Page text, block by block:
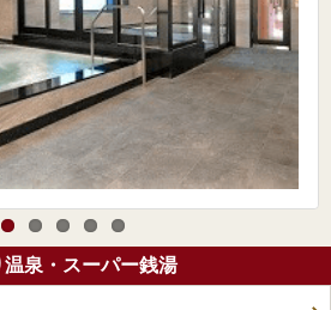
泉・スーパー銭湯